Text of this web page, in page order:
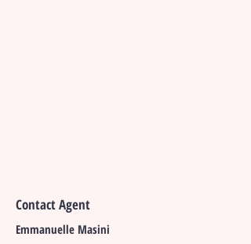
Contact Agent
Emmanuelle Masini